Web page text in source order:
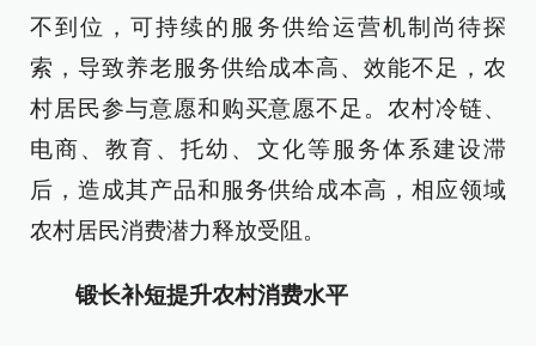
不到位，可持续的服务供给运营机制尚待探
索，导致养老服务供给成本高、效能不足，农
村居民参与意愿和购买意愿不足。农村冷链、
电商、教育、托幼、文化等服务体系建设滞
后，造成其产品和服务供给成本高，相应领域
农村居民消费潜力释放受阻。
锻长补短提升农村消费水平